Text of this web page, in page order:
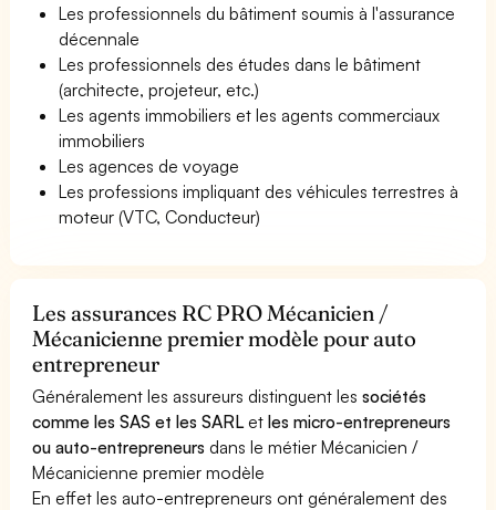
Les professionnels du bâtiment soumis à l'assurance
décennale
Les professionnels des études dans le bâtiment
(architecte, projeteur, etc.)
Les agents immobiliers et les agents commerciaux
immobiliers
Les agences de voyage
Les professions impliquant des véhicules terrestres à
moteur (VTC, Conducteur)
Les assurances RC PRO Mécanicien /
Mécanicienne premier modèle pour auto
entrepreneur
Généralement les assureurs distinguent lessociétés
comme les SAS et les SARL etles micro-entrepreneurs
ou auto-entrepreneurs dans le métier Mécanicien /
Mécanicienne premier modèle
En effet les auto-entrepreneurs ont généralement des